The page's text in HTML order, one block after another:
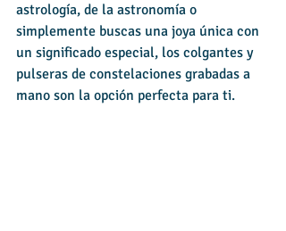
astrología, de la astronomía o
simplemente buscas una joya única con
un significado especial, los colgantes y
pulseras de constelaciones grabadas a
mano son la opción perfecta para ti.